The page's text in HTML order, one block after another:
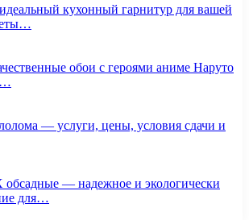
кухонный гарнитур для вашей
обои с героями аниме Наруто
— услуги, цены, условия сдачи и
— надежное и экологически
для…